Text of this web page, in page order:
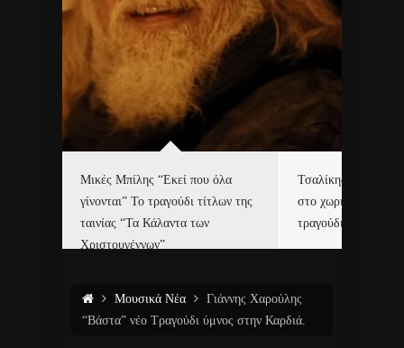
Μικές Μπίλης “Εκεί που όλα
γίνονται” Το τραγούδι τίτλων της
ταινίας “Τα Κάλαντα των
Χριστουγέννων”
Τσαλίκης,
στο χωριό του Άι
τραγούδι και video
Μουσικά Νέα
Γιάννης Χαρούλης
“Βάστα” νέο Τραγούδι ύμνος στην Καρδιά.